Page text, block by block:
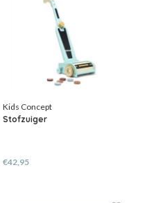
Kids Concept
Stofzuiger
€42,95